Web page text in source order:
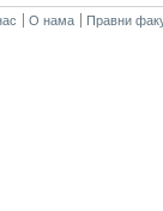
О нама Правни